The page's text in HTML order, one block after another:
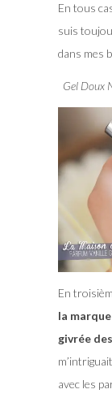
En tous
suis
dans mes
Gel Doux
En
la
givrée
avec les